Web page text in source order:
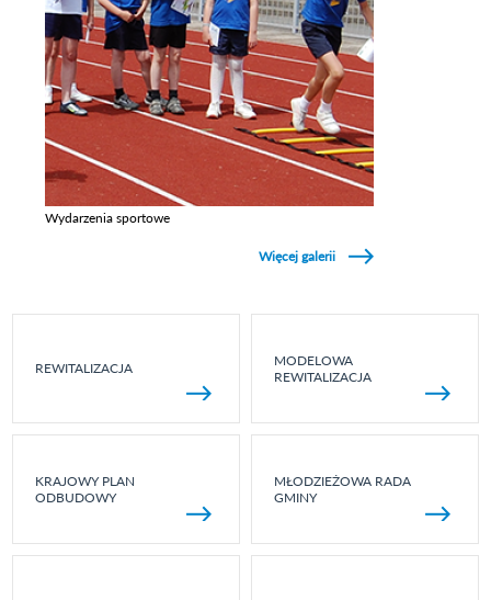
Wydarzenia sportowe
Więcej galerii
REWITALIZACJA
MODELOWA
REWITALIZACJA
KRAJOWY PLAN
ODBUDOWY
MŁODZIEŻOWA RADA
GMINY